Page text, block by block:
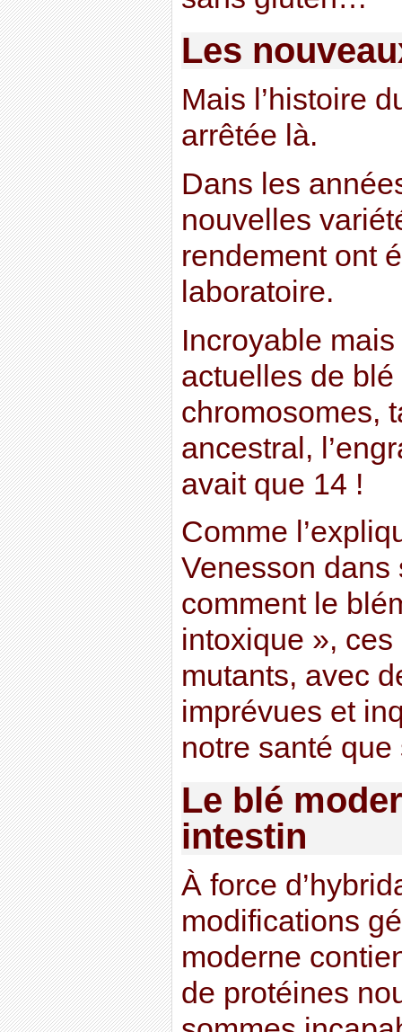
Les
Mais l’histoire
arrêtée là.
Dans les
nouvelles
rendement ont
laboratoire.
Incroyable
actuelles de
chromosomes,
ancestral,
avait que 14 !
Comme
Venesson dans
comment le
intoxique »,
mutants, avec
imprévues et
notre santé que
Le blé
intestin
À force
modifications
moderne
de protéines